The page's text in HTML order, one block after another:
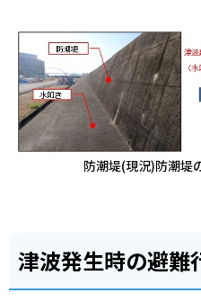
防潮堤(現況)防潮堤
津波発生時の避難